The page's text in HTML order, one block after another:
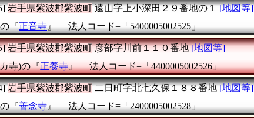
岩手県紫波郡紫波町遠山字上小深田２９番地の１ [地図等]
『正音寺 』 法人コード=「5400005002525」
岩手県紫波郡紫波町彦部字川前１１０番地 [地図等]
寺)の『正養寺』 法人コード=「4400005002526」
岩手県紫波郡紫波町二日町字北七久保１８８番地 [地図等]
『善念寺 』 法人コード=「2400005002528」